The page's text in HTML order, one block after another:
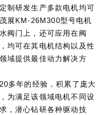
制研发生产多款电机均可
展KM-26M300型号电机
阀门上，还可应用在阀
均可在其电机结构以及性
域提供最佳动力解决方
多年的经验，积累了庞大
为满足该领域电机不同设
，潜心钻研各种驱动技